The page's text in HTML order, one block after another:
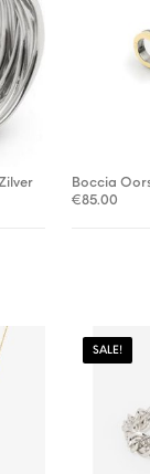
was: €199.95.
is: €100.00.
Boccia
€85.00
SALE!